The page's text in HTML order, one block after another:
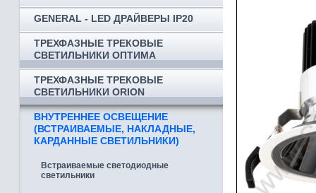
GENERAL - LED ДРАЙВЕРЫ IP20
ТРЕХФАЗНЫЕ ТРЕКОВЫЕ
СВЕТИЛЬНИКИ ОПТИМА
ТРЕХФАЗНЫЕ ТРЕКОВЫЕ
СВЕТИЛЬНИКИ ORION
ВНУТРЕННЕЕ ОСВЕЩЕНИЕ
(ВСТРАИВАЕМЫЕ, НАКЛАДНЫЕ,
КАРДАННЫЕ СВЕТИЛЬНИКИ)
Встраиваемые светодиодные
светильники